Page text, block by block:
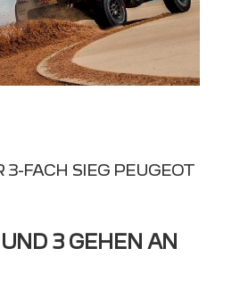
3-FACH SIEG PEUGEOT
3 GEHEN AN